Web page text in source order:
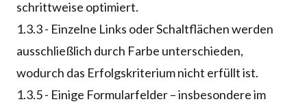
schrittweise optimiert.
1.3.3 - Einzelne Links oder Schaltflächen werden
ausschließlich durch Farbe unterschieden,
wodurch das Erfolgskriterium nicht erfüllt ist.
1.3.5 - Einige Formularfelder – insbesondere im